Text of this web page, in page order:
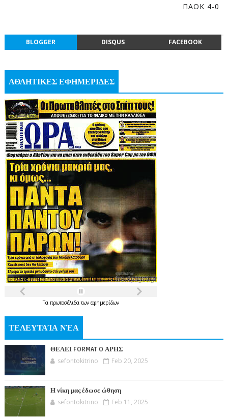
ΠΑΟΚ 4-0
BLOGGER DISQUS FACEBOOK
ΑΘΛΗΤΙΚΕΣ ΕΦΗΜΕΡΙΔΕΣ
Τα πρωτοσέλιδατων εφημερίδων
ΤΕΛΕΥΤΑΊΑ ΝΈΑ
ΘΕΛΕΙ FORMAT O ΑΡΗΣ
sefontokitrino Feb 20, 2025
Η νίκη μας έδωσε ώθηση
sefontokitrino Feb 11, 2025